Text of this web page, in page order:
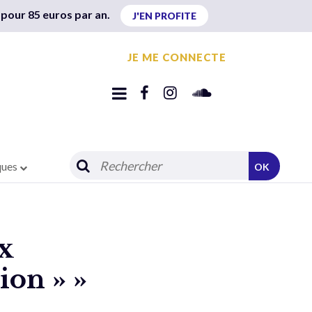
85 euros par an. J'EN PROFITE
JE ME CONNECTE
OK
» »